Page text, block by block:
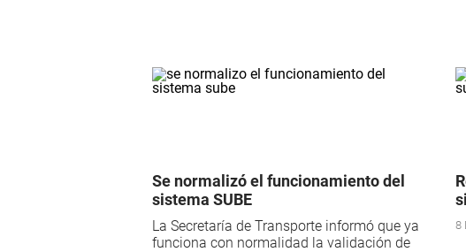
Se normalizó el funcionamiento del
sistema SUBE
La Secretaría de Transporte informó que ya
funciona con normalidad la validación de
8